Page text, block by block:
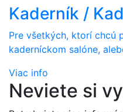
Kaderník /
Pre všetkých, ktorí chcú
kaderníckom salóne,
Viac info
Neviete si